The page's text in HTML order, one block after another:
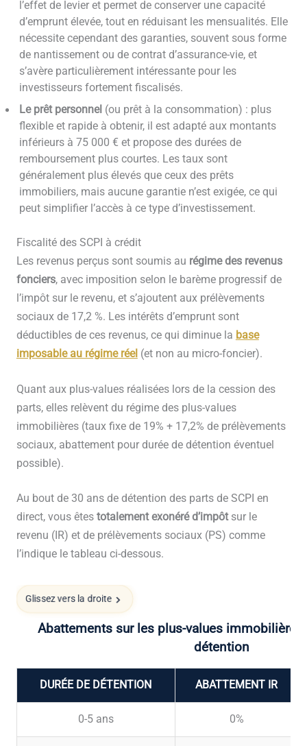
l’effet de levier et permet de conserver une capacité
d’emprunt élevée, tout en réduisant les mensualités. Elle
nécessite cependant des garanties, souvent sous forme
de nantissement ou de contrat d’assurance-vie, et
s’avère particulièrement intéressante pour les
investisseurs fortement fiscalisés.
Le prêt personnel (ou prêt à la consommation) : plus
flexible et rapide à obtenir, il est adapté aux montants
inférieurs à 75 000 € et propose des durées de
remboursement plus courtes. Les taux sont
généralement plus élevés que ceux des prêts
immobiliers, mais aucune garantie n’est exigée, ce qui
peut simplifier l’accès à ce type d’investissement.
Fiscalité des SCPI à crédit
Les revenus perçus sont soumis au régime des revenus
fonciers, avec imposition selon le barème progressif de
l’impôt sur le revenu, et s’ajoutent aux prélèvements
sociaux de 17,2 %. Les intérêts d’emprunt sont
déductibles de ces revenus, ce qui diminue la base
imposable au régime réel (et non au micro-foncier).
Quant aux plus-values réalisées lors de la cession des
parts, elles relèvent du régime des plus-values
immobilières (taux fixe de 19% + 17,2% de prélèvements
sociaux, abattement pour durée de détention éventuel
possible).
Au bout de 30 ans de détention des parts de SCPI en
direct, vous êtes totalement exonéré d’impôtsur le
revenu (IR) et de prélèvements sociaux (PS) comme
l’indique le tableau ci-dessous.
Glissez vers la droite
Abattements sur les plus-values immobilières
détention
DURÉE DE DÉTENTION ABATTEMENT IR
0-5 ans 0%